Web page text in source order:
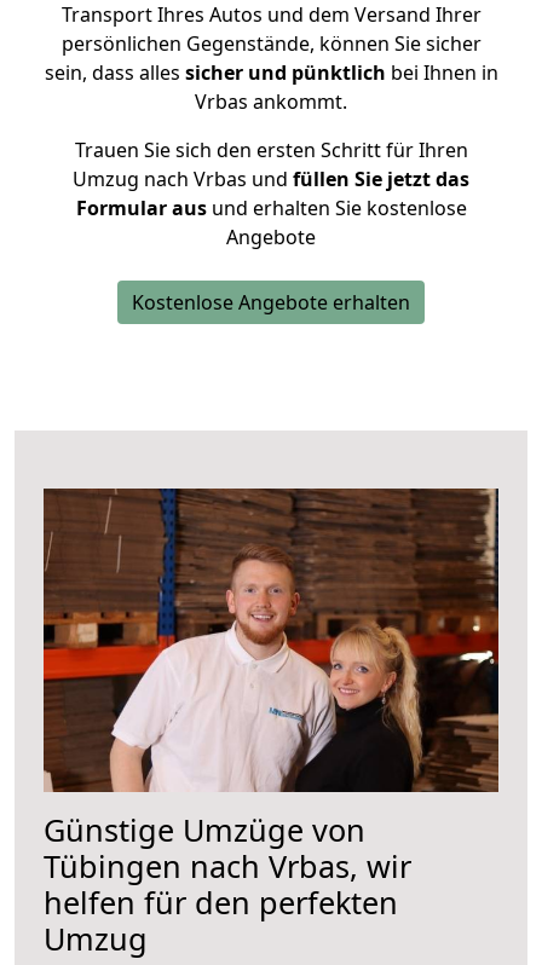
Transport Ihres Autos und dem Versand Ihrer
persönlichen Gegenstände, können Sie sicher
sein, dass alles sicher und pünktlich bei Ihnen in
Vrbas ankommt.
Trauen Sie sich den ersten Schritt für Ihren
Umzug nach Vrbas und füllen Sie jetzt das
Formular ausund erhalten Sie kostenlose
Angebote
Kostenlose Angebote erhalten
Günstige Umzüge von
Tübingen nach Vrbas, wir
helfen für den perfekten
Umzug